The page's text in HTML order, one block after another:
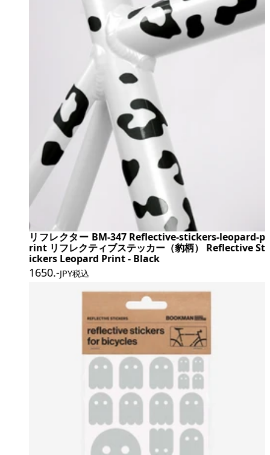
リフレクター BM-347 Reflective-stickers-leopard-p
rint リフレクティブステッカー（豹柄） Reflective St
ickers Leopard Print - Black
1650.-JPY税込